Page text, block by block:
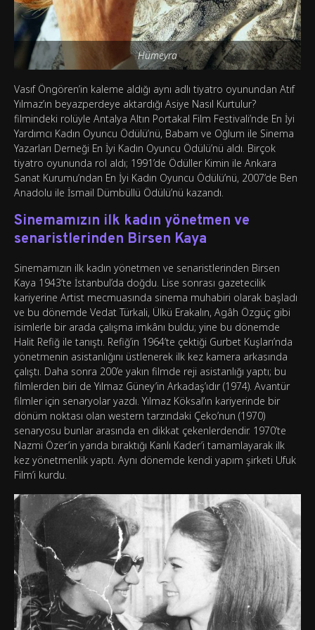
Hümeyra
Vasıf Öngören’in kaleme aldığı aynı adlı tiyatro oyunundan Atıf
Yılmaz’ın beyazperdeye aktardığı Asiye Nasıl Kurtulur?
filmindeki rolüyle Antalya Altın Portakal Film Festivali’nde En İyi
Yardımcı Kadın Oyuncu Ödülü’nü, Babam ve Oğlum ile Sinema
Yazarları Derneği En İyi Kadın Oyuncu Ödülü’nü aldı. Birçok
tiyatro oyununda rol aldı; 1991’de Ödüller Kimin ile Ankara
Sanat Kurumu’ndan En İyi Kadın Oyuncu Ödülü’nü, 2007’de Ben
Anadolu ile İsmail Dümbüllü Ödülü’nü kazandı.
Sinemamızın ilk kadın yönetmen ve
senaristlerinden Birsen Kaya
Sinemamızın ilk kadın yönetmen ve senaristlerinden Birsen
Kaya 1943’te İstanbul’da doğdu. Lise sonrası gazetecilik
kariyerine Artist mecmuasında sinema muhabiri olarak başladı
ve bu dönemde Vedat Türkali, Ülkü Erakalın, Agâh Özgüç gibi
isimlerle bir arada çalışma imkânı buldu; yine bu dönemde
Halit Refiğ ile tanıştı. Refiğ’in 1964’te çektiği Gurbet Kuşları’nda
yönetmenin asistanlığını üstlenerek ilk kez kamera arkasında
çalıştı. Daha sonra 200’e yakın filmde reji asistanlığı yaptı; bu
filmlerden biri de Yılmaz Güney’in Arkadaş’ıdır (1974). Avantür
filmler için senaryolar yazdı. Yılmaz Köksal’ın kariyerinde bir
dönüm noktası olan western tarzındaki Çeko’nun (1970)
senaryosu bunlar arasında en dikkat çekenlerdendir. 1970’te
Nazmi Özer’in yarıda bıraktığı Kanlı Kader’i tamamlayarak ilk
kez yönetmenlik yaptı. Aynı dönemde kendi yapım şirketi Ufuk
Film’i kurdu.